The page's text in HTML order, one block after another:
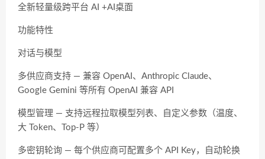
全新轻量级跨平台 AI +AI桌面
功能特性
对话与模型
多供应商支持 — 兼容 OpenAI、Anthropic Claude、
Google Gemini 等所有 OpenAI 兼容 API
模型管理 — 支持远程拉取模型列表、自定义参数（温度、
大 Token、Top-P 等）
多密钥轮询 — 每个供应商可配置多个 API Key，自动轮换